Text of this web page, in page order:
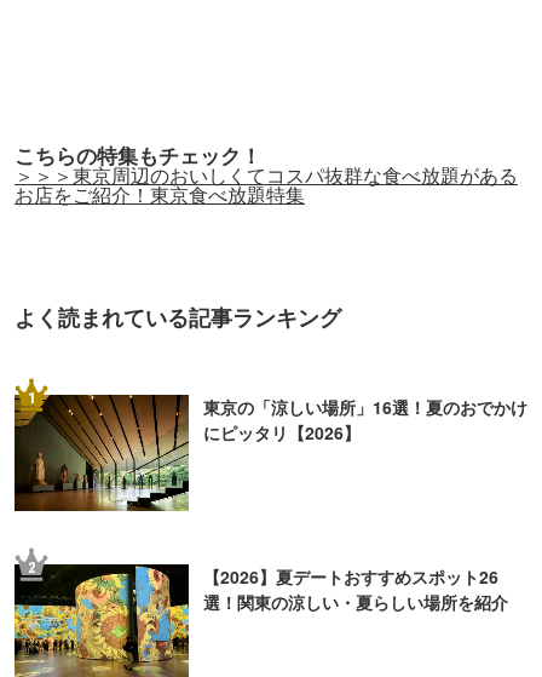
こちらの特集もチェック！
＞＞＞東京周辺のおいしくてコスパ抜群な食べ放題がある
お店をご紹介！東京食べ放題特集
よく読まれている記事ランキング
1
東京の「涼しい場所」16選！夏のおでかけ
にピッタリ【2026】
2
【2026】夏デートおすすめスポット26
選！関東の涼しい・夏らしい場所を紹介